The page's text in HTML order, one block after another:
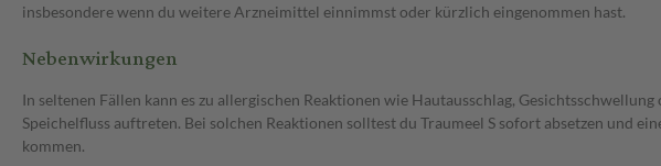
insbesondere wenn du weitere Arzneimittel einnimmst oder kürzlich eingenommen hast.
Nebenwirkungen
In seltenen Fällen kann es zu allergischen Reaktionen wie Hautausschlag,
Speichelfluss auftreten. Bei solchen Reaktionen solltest du Traumeel S sofort absetzen und
kommen.